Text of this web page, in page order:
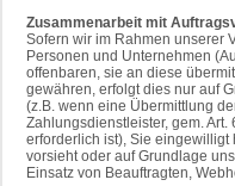
Zusammenarbeit mit
Sofern wir im Rahmen unserer
Personen und Unternehmen
offenbaren, sie an diese
gewähren, erfolgt dies nur auf
(z.B. wenn eine Übermittlung
Zahlungsdienstleister, gem. Art.
erforderlich ist), Sie
vorsieht oder auf Grundlage
Einsatz von Beauftragten,